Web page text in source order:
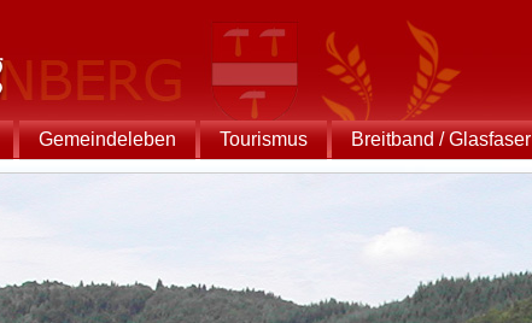
Gemeindeleben Tourismus Breitband / Glasfaser